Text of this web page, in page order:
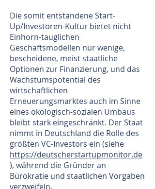
Die somit entstandene Start-
Up/Investoren-Kultur bietet nicht
Einhorn-tauglichen
Geschäftsmodellen nur wenige,
bescheidene, meist staatliche
Optionen zur Finanzierung, und das
Wachstumspotential des
wirtschaftlichen
Erneuerungsmarktes auch im Sinne
eines ökologisch-sozialen Umbaus
bleibt stark eingeschränkt. Der Staat
nimmt in Deutschland die Rolle des
größten VC-Investors ein (siehe
https://deutscherstartupmonitor.de
), während die Gründer an
Bürokratie und staatlichen Vorgaben
verzweifeln.